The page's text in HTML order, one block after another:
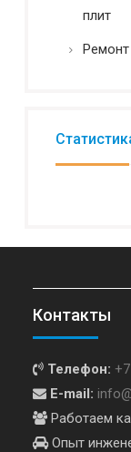
плит
Контакты
Телефон:
E-mail:
Работаем
Опыт